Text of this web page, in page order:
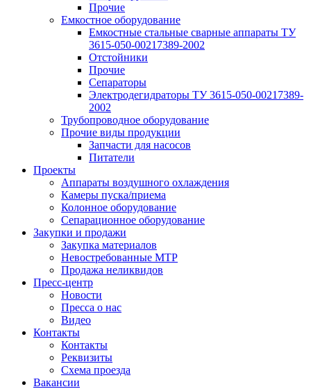
Прочие
Емкостное оборудование
Емкостные стальные сварные аппараты ТУ
3615-050-00217389-2002
Отстойники
Прочие
Сепараторы
Электродегидраторы ТУ 3615-050-00217389-
2002
Трубопроводное оборудование
Прочие виды продукции
Запчасти для насосов
Питатели
Проекты
Аппараты воздушного охлаждения
Камеры пуска/приема
Колонное оборудование
Сепарационное оборудование
Закупки и продажи
Закупка материалов
Невостребованные МТР
Продажа неликвидов
Пресс-центр
Новости
Пресса о нас
Видео
Контакты
Контакты
Реквизиты
Схема проезда
Вакансии